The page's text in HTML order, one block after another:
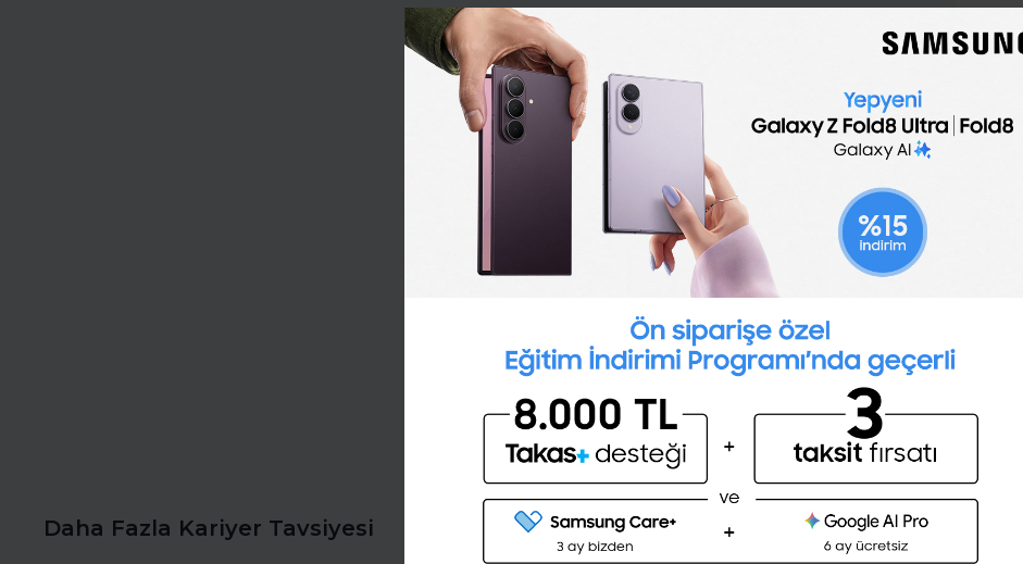
Kişilik testini çözerek gelecekteki
mesleğini öğrenmek ister misin ?
Daha Fazla Kariyer Tavsiyesi